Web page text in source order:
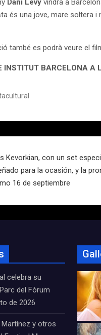
Dani Levy vindrà a
és una jove, mare soltera
també es podrà veure el
INSTITUT BARCELONA A
Kevorkian, con un set
para la ocasión, y la
16 de septiembre
celebra su
del Fòrum
de 2026
Martínez y otros